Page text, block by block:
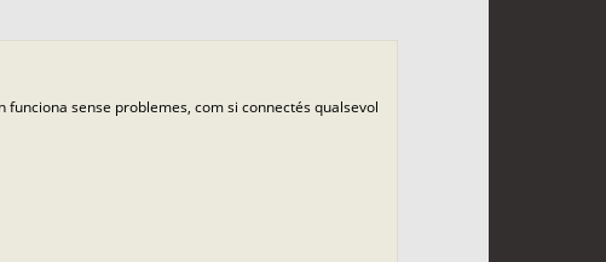
sense problemes, com si connectés qualsevol